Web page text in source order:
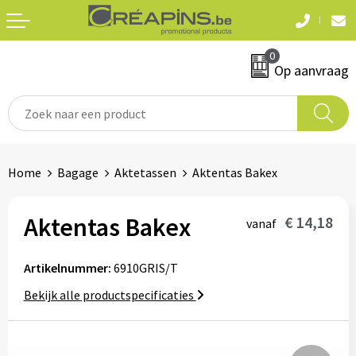
0
Op aanvraag
T-shirts
Sweaters en hoodies
Fleeces
Hemden
Automerken
Snoepgoed
Waterflesjes
Home Bagage Aktetassen Aktentas Bakex
Aktentas Bakex vanaf € 14,18
Artikelnummer: 6910GRIS/T
Bekijk alle productspecificaties